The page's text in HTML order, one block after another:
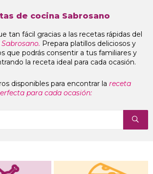
de cocina Sabrosano
tan fácil gracias a las recetas rápidas del
Prepara platillos deliciosos y
que podrás consentir a tus familiares y
la receta ideal para cada ocasión.
disponibles para encontrar la receta
para cada ocasión:
Otros Ingredientes